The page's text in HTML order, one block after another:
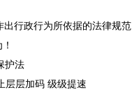
行政行为所依据的法律规范
护法
层层加码 级级提速